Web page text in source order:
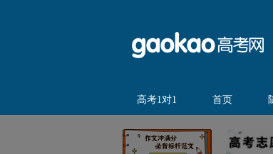
高考1对1 首页